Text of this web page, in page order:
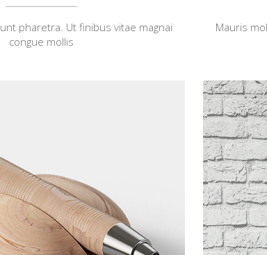
pharetra. Ut finibus vitae magnai
congue mollis
Mauris